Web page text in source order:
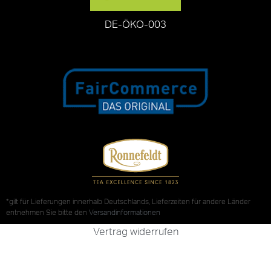
DE-ÖKO-003
*gilt für Lieferungen innerhalb Deutschlands, Lieferzeiten für andere Länder
entnehmen Sie bitte den Versandinformationen
Vertrag widerrufen